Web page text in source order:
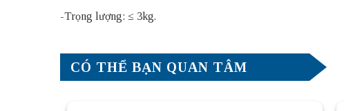
-Trọng lượng: ≤ 3kg.
CÓ THỂ BẠN QUAN TÂM